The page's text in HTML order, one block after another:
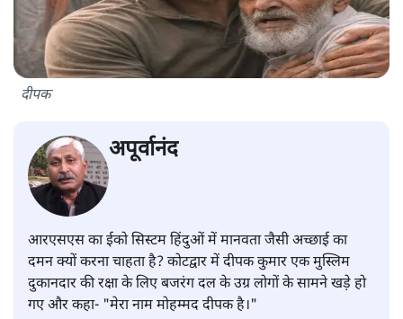
दीपक
अपूर्वानंद
आरएसएस का ईको सिस्टम हिंदुओं में मानवता जैसी अच्छाई का
दमन क्यों करना चाहता है? कोटद्वार में दीपक कुमार एक मुस्लिम
दुकानदार की रक्षा के लिए बजरंग दल के उग्र लोगों के सामने खड़े हो
गए और कहा- "मेरा नाम मोहम्मद दीपक है।"